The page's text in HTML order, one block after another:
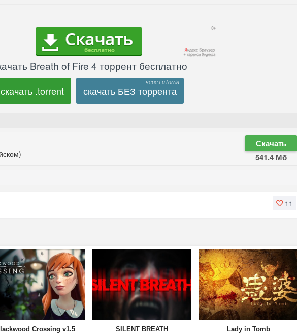
Breath of Fire 4 торрент бесплатно
скачать .torrent скачать БЕЗ торрента
Скачать
541.4 Мб
11
Crossing v1.5 SILENT BREATH Lady in Tomb